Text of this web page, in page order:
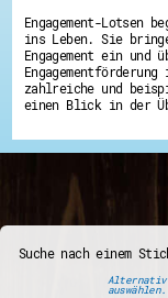
Engagement-Lotsen
ins Leben. Sie
Engagement ein und
zahlreiche und
einen Blick in der
Suche nach einem
Alternativ
auswählen.